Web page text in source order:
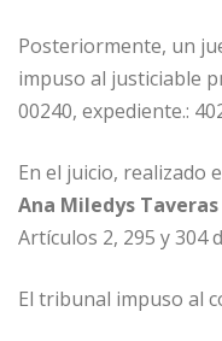
Posteriormente, un
impuso al justiciable
00240, expediente.:
En el juicio, realizado
Ana Miledys Taveras
Artículos 2, 295 y 304
El tribunal impuso al